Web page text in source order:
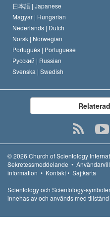
日本語 | Japanese
Magyar | Hungarian
Nederlands | Dutch
Norsk | Norwegian
Português | Portuguese
Русский | Russian
Svenska | Swedish
© 2026 Church of Scientology
Sekretessmeddelande •
information • Kontakt• Sajtkarta
Scientology och Scientology-
innehas av och används med